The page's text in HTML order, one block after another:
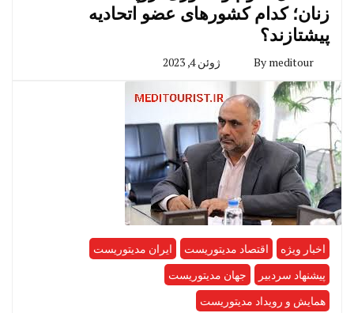
زنان؛ کدام کشورهای عضو اتحادیه
پیشتازند؟
By meditour ژوئن 4, 2023
اخبار ویژه اقتصاد مدیتوریست
ایران مدیتوریست
پیشنهاد سردبیر
جهان مدیتوریست
همایش و رویداد مدیتوریست